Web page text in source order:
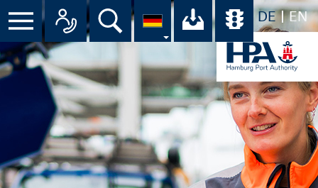
DE EN
Menü Alle Ansprechpartner im
Suche Ihr Download-